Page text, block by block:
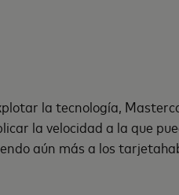
la tecnología,
la velocidad a la que
aún más a los